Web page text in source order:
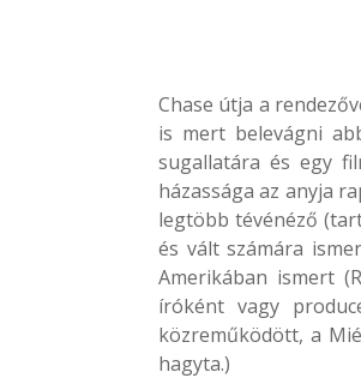
Chase útja a
is mert belevágni
sugallatára és egy
házassága az anyja
legtöbb tévénéző
és vált számára
Amerikában ismert
íróként vagy
közreműködött, a
hagyta.)